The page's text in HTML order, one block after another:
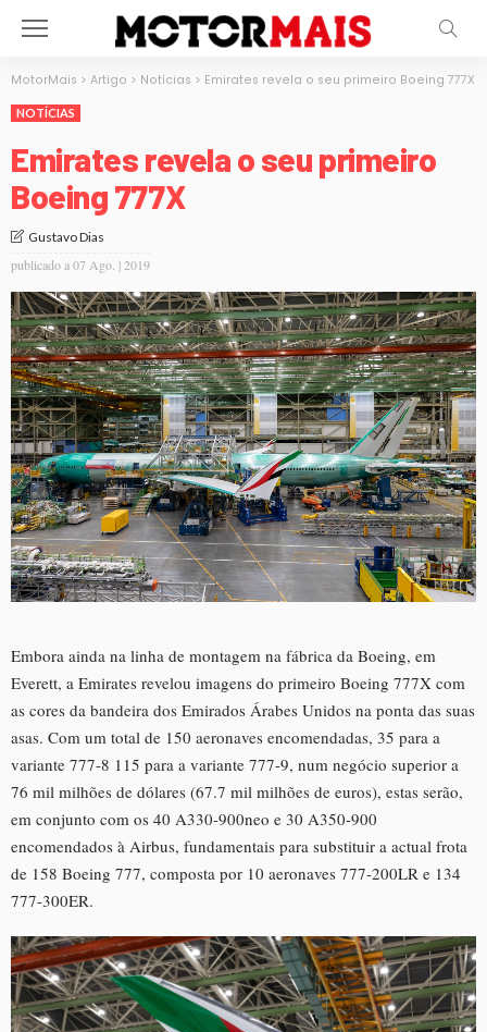
MotorMais > Artigo > Notícias > Emirates revela o seu primeiro Boeing 777X
NOTÍCIAS
Emirates revela o seu primeiro
Boeing 777X
Gustavo Dias
publicado a07 Ago. | 2019
Embora ainda na linha de montagem na fábrica da Boeing, em
Everett, a Emirates revelou imagens do primeiro Boeing 777X com
as cores da bandeira dos Emirados Árabes Unidos na ponta das suas
asas. Com um total de 150 aeronaves encomendadas, 35 para a
variante 777-8 115 para a variante 777-9, num negócio superior a
76 mil milhões de dólares (67.7 mil milhões de euros), estas serão,
em conjunto com os 40 A330-900neo e 30 A350-900
encomendados à Airbus, fundamentais para substituir a actual frota
de 158 Boeing 777, composta por 10 aeronaves 777-200LR e 134
777-300ER.